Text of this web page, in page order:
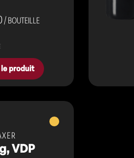
/ BOUTEILLE
le produit
Vins
VDP